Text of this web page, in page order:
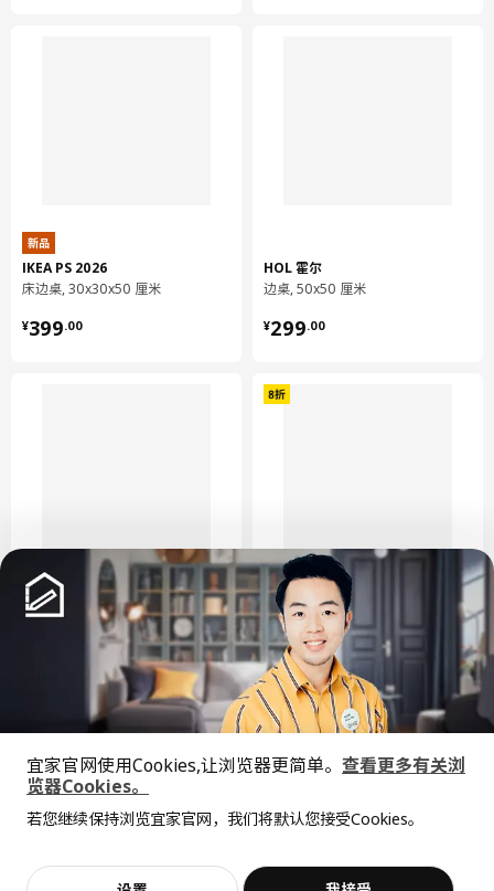
新品
IKEA PS 2026
床边桌, 30x30x50 厘米
¥399.00
¥ 399.00
HADDARP 哈达尔普
¥ 99.99
最大承重100kg
HOL 霍尔
边桌, 50x50 厘米
¥299.00
¥ 299.00
大减价
ROCKSJÖN 罗克雪恩
脚凳
¥ 499.00
¥ 499.00
¥399.00
¥ 399.00
抱歉，该商品在所选地区暂时缺货。价格透明，设计专业，现货供应
宜家官网使用Cookies,让浏览器更简单。 查看更多有关浏
览器Cookies。
若您继续保持浏览宜家官网，我们将默认您接受Cookies。